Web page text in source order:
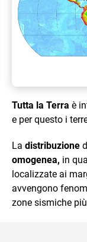
Tutta la Terra è
e per questo i
La distribuzione
omogenea, in
localizzate ai
avvengono
zone sismiche